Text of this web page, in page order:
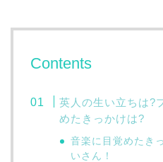
Contents
英人の生い立ちは?
めたきっかけは?
音楽に目覚めたき
いさん！